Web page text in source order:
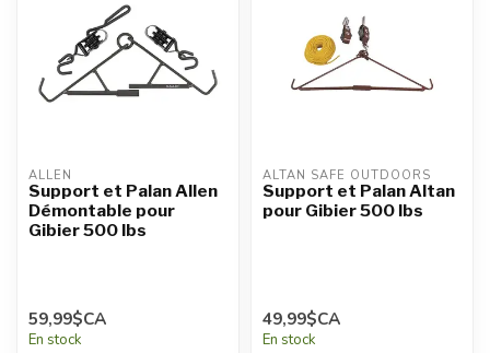
ALLEN
Support et Palan Allen
Démontable pour
Gibier 500 lbs
59,99$CA
En stock
ALTAN SAFE OUTDOORS
Support et Palan Altan
pour Gibier 500 lbs
49,99$CA
En stock